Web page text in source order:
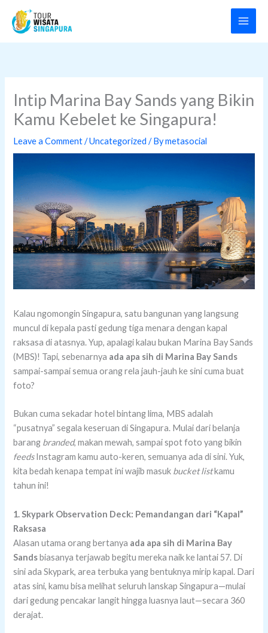
content
Intip Marina Bay Sands yang Bikin
Kamu Kebelet ke Singapura!
Leave a Comment /Uncategorized / Bymetasocial
Kalau ngomongin Singapura, satu bangunan yang langsung
muncul di kepala pasti gedung tiga menara dengan kapal
raksasa di atasnya. Yup, apalagi kalau bukan Marina Bay Sands
(MBS)! Tapi, sebenarnya ada apa sih di Marina Bay Sands
sampai-sampai semua orang rela jauh-jauh ke sini cuma buat
foto?
Bukan cuma sekadar hotel bintang lima, MBS adalah
“pusatnya” segala keseruan di Singapura. Mulai dari belanja
barang branded, makan mewah, sampai spot foto yang bikin
feedsInstagram kamu auto-keren, semuanya ada di sini. Yuk,
kita bedah kenapa tempat ini wajib masuk bucket listkamu
tahun ini!
1. Skypark Observation Deck: Pemandangan dari “Kapal”
Raksasa
Alasan utama orang bertanya ada apa sih di Marina Bay
Sandsbiasanya terjawab begitu mereka naik ke lantai 57. Di
sini ada Skypark, area terbuka yang bentuknya mirip kapal. Dari
atas sini, kamu bisa melihat seluruh lanskap Singapura—mulai
dari gedung pencakar langit hingga luasnya laut—secara 360
derajat.